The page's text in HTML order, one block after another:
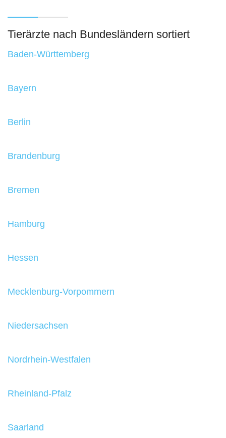
Tierärzte nach Bundesländern sortiert
Baden-Württemberg
Bayern
Berlin
Brandenburg
Bremen
Hamburg
Hessen
Mecklenburg-Vorpommern
Niedersachsen
Nordrhein-Westfalen
Rheinland-Pfalz
Saarland